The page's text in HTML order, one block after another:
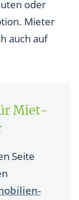
oder
Mieter
auch auf
Miet-
Seite